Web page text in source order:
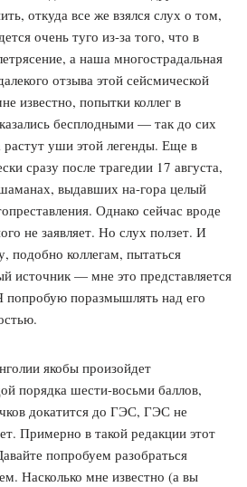
откуда все же взялся слух о том,
очень туго из-за того, что в
а наша многострадальная
отзыва этой сейсмической
известно, попытки коллег в
бесплодными — так до сих
растут уши этой легенды. Еще в
сразу после трагедии 17 августа,
выдавших на-гора целый
Однако сейчас вроде
не заявляет. Но слух ползет. И
подобно коллегам, пытаться
источник — мне это представляется
попробую поразмышлять над его
якобы произойдет
порядка шести-восьми баллов,
докатится до ГЭС, ГЭС не
Примерно в такой редакции этот
попробуем разобраться
Насколько мне известно (а вы